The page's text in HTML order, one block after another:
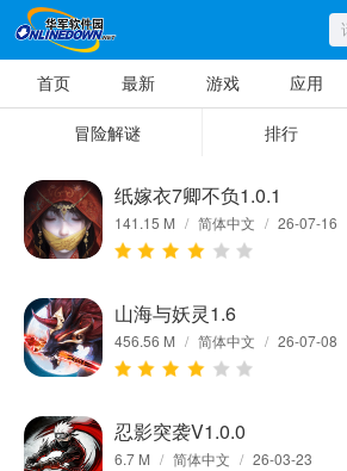
首页 最新 游戏 应用
冒险解谜 排行
纸嫁衣7卿不负1.0.1
141.15 M / 简体中文 / 26-07-16
山海与妖灵1.6
456.56 M / 简体中文 / 26-07-08
忍影突袭V1.0.0
6.7 M / 简体中文 / 26-03-23